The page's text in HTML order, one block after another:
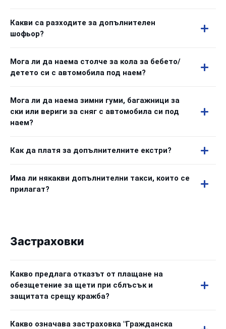
Какви са разходите за допълнителен
шофьор?
Мога ли да наема столче за кола за бебето/
детето си с автомобила под наем?
Мога ли да наема зимни гуми, багажници за
ски или вериги за сняг с автомобила си под
наем?
Как да платя за допълнителните екстри?
Има ли някакви допълнителни такси, които се
прилагат?
Застраховки
Какво предлага отказът от плащане на
обезщетение за щети при сблъсък и
защитата срещу кражба?
Какво означава застраховка "Гражданска